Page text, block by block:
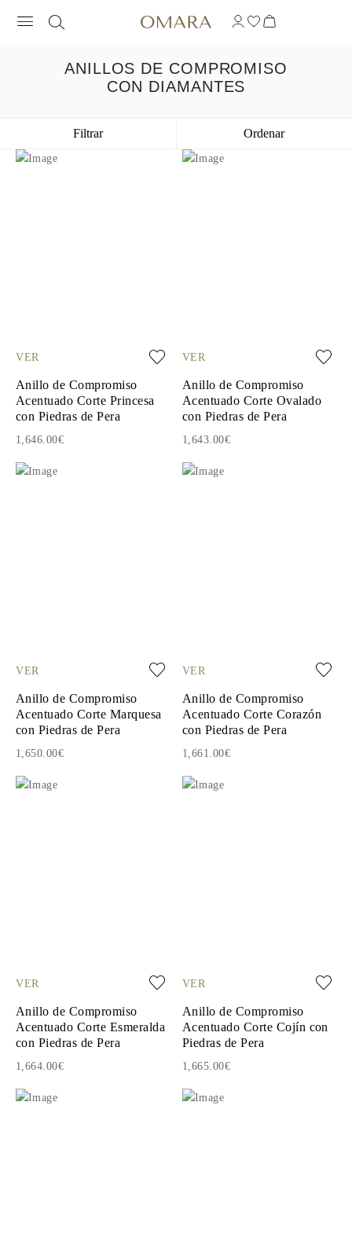
ANILLOS DE COMPROMISO
CON DIAMANTES
Filtrar Ordenar
VER
Anillo de Compromiso
Acentuado Corte Princesa
con Piedras de Pera
1,646.00€
VER
Anillo de Compromiso
Acentuado Corte Ovalado
con Piedras de Pera
1,643.00€
VER
Anillo de Compromiso
Acentuado Corte Marquesa
con Piedras de Pera
1,650.00€
VER
Anillo de Compromiso
Acentuado Corte Corazón
con Piedras de Pera
1,661.00€
VER
Anillo de Compromiso
Acentuado Corte Esmeralda
con Piedras de Pera
1,664.00€
VER
Anillo de Compromiso
Acentuado Corte Cojín con
Piedras de Pera
1,665.00€